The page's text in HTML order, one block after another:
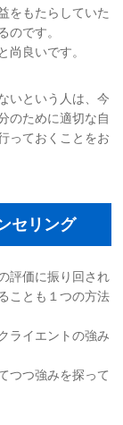
をもたらしていた
のです。
尚良いです。
いという人は、今
のために適切な自
っておくことをお
セリング
評価に振り回され
ことも１つの方法
ライエントの強み
つつ強みを探って